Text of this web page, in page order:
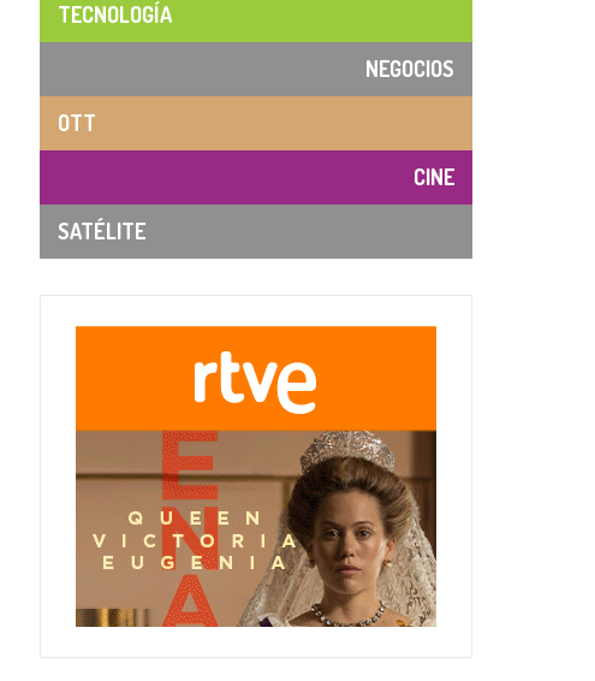
TECNOLOGÍA
NEGOCIOS
OTT
CINE
SATÉLITE